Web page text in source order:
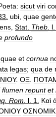
sicut viri
ubi quae
Stat Theb l
profundo
quae et cornua
legas; qua de
. ΟΞ
flumen repunt et
Rom l 1 Καὶ